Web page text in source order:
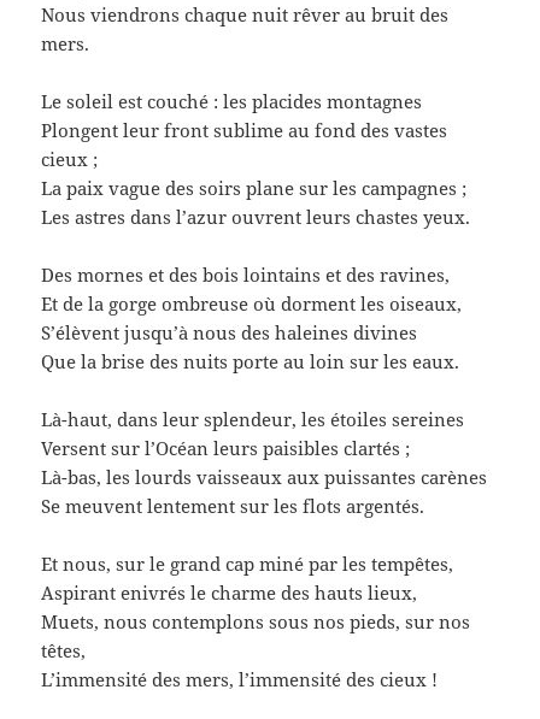
Nous viendrons chaque nuit rêver au bruit des
mers.
Le soleil est couché : les placides montagnes
Plongent leur front sublime au fond des vastes
cieux ;
La paix vague des soirs plane sur les campagnes ;
Les astres dans l’azur ouvrent leurs chastes yeux.
Des mornes et des bois lointains et des ravines,
Et de la gorge ombreuse où dorment les oiseaux,
S’élèvent jusqu’à nous des haleines divines
Que la brise des nuits porte au loin sur les eaux.
Là-haut, dans leur splendeur, les étoiles sereines
Versent sur l’Océan leurs paisibles clartés ;
Là-bas, les lourds vaisseaux aux puissantes carènes
Se meuvent lentement sur les flots argentés.
Et nous, sur le grand cap miné par les tempêtes,
Aspirant enivrés le charme des hauts lieux,
Muets, nous contemplons sous nos pieds, sur nos
têtes,
L’immensité des mers, l’immensité des cieux !